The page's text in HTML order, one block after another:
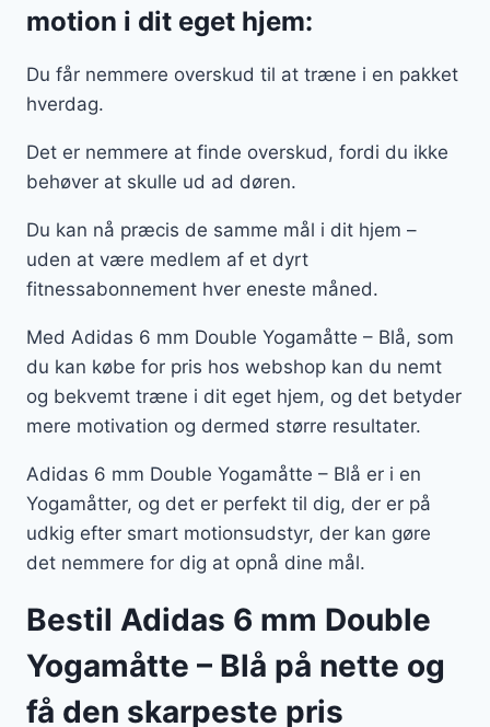
motion i dit eget hjem:
Du får nemmere overskud til at træne i en pakket
hverdag.
Det er nemmere at finde overskud, fordi du ikke
behøver at skulle ud ad døren.
Du kan nå præcis de samme mål i dit hjem –
uden at være medlem af et dyrt
fitnessabonnement hver eneste måned.
Med Adidas 6 mm Double Yogamåtte – Blå, som
du kan købe for pris hos webshop kan du nemt
og bekvemt træne i dit eget hjem, og det betyder
mere motivation og dermed større resultater.
Adidas 6 mm Double Yogamåtte – Blå er i en
Yogamåtter, og det er perfekt til dig, der er på
udkig efter smart motionsudstyr, der kan gøre
det nemmere for dig at opnå dine mål.
Bestil Adidas 6 mm Double
Yogamåtte – Blå på nette og
få den skarpeste pris